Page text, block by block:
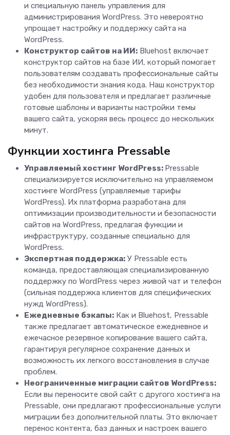
и специальную панель управления для
администрирования WordPress. Это невероятно
упрощает настройку и поддержку сайта на
WordPress.
Конструктор сайтов на ИИ: Bluehost включает
конструктор сайтов на базе ИИ, который помогает
пользователям создавать профессиональные сайты
без необходимости знания кода. Наш конструктор
удобен для пользователя и предлагает различные
готовые шаблоны и варианты настройки темы
вашего сайта, ускоряя весь процесс до нескольких
минут.
Функции хостинга Pressable
Управляемый хостинг WordPress: Pressable
специализируется исключительно на управляемом
хостинге WordPress (управляемые тарифы
WordPress). Их платформа разработана для
оптимизации производительности и безопасности
сайтов на WordPress, предлагая функции и
инфраструктуру, созданные специально для
WordPress.
Экспертная поддержка: У Pressable есть
команда, предоставляющая специализированную
поддержку по WordPress через живой чат и телефон
(сильная поддержка клиентов для специфических
нужд WordPress).
Ежедневные бэкапы: Как и Bluehost, Pressable
также предлагает автоматическое ежедневное и
ежечасное резервное копирование вашего сайта,
гарантируя регулярное сохранение данных и
возможность их легкого восстановления в случае
проблем.
Неограниченные миграции сайтов WordPress:
Если вы переносите свой сайт с другого хостинга на
Pressable, они предлагают профессиональные услуги
миграции без дополнительной платы. Это включает
перенос контента, баз данных и настроек вашего